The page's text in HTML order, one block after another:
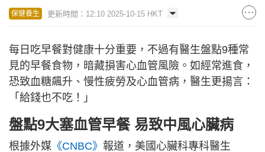
保健養生 更新時間：12:10 2025-10-15 HKT
每日吃早餐對健康十分重要，不過有醫生盤點9種常
見的早餐食物，暗藏損害心血管風險。如經常進食，
恐致血糖飆升、慢性疲勞及心血管病，醫生更揚言：
「給錢也不吃！」
盤點9大塞血管早餐 易致中風心臟病
根據外媒 《CNBC》 報道，美國心臟科專科醫生